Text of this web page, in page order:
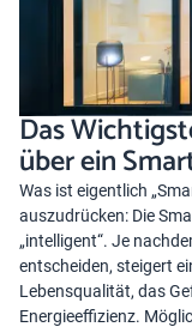
Das
über ein
Was ist eigentlich
auszudrücken: Die
„intelligent“. Je
entscheiden, steigert
Lebensqualität, das
Energieeffizienz.